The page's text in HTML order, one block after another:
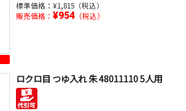
標準価格： ¥1,815（税込）
販売価格： ¥954（税込）
ロクロ目 つゆ入れ 朱 48011110 5人用